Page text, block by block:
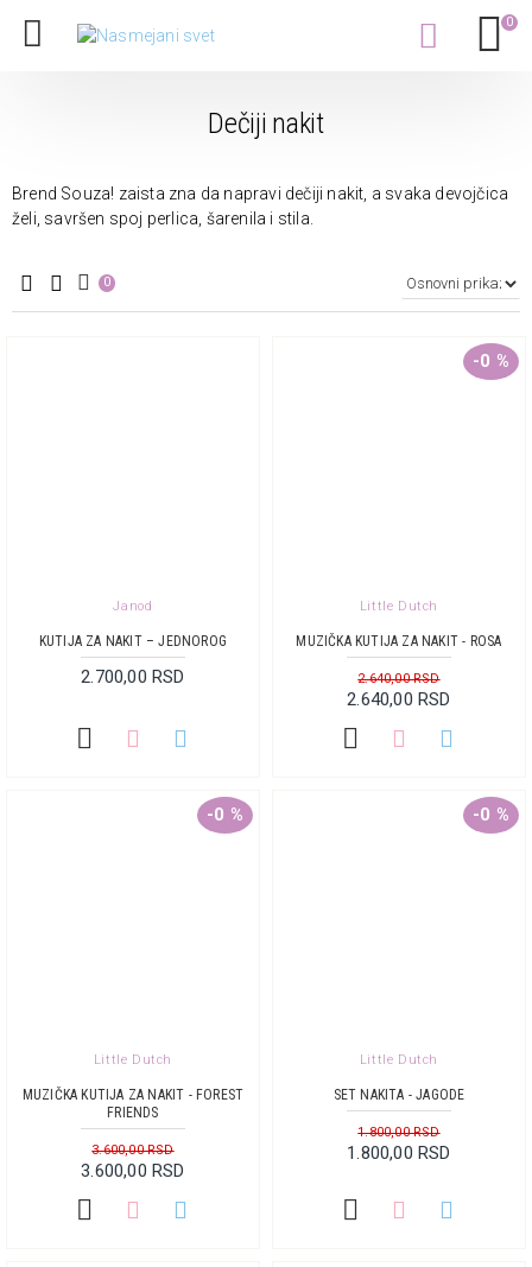
0
Dečiji nakit
Brend Souza! zaista zna da napravi dečiji nakit, a svaka devojčica
želi, savršen spoj perlica, šarenila i stila.
0
Janod
KUTIJA ZA NAKIT – JEDNOROG
2.700,00 RSD
-0 %
Little Dutch
MUZIČKA KUTIJA ZA NAKIT - ROSA
2.640,00 RSD
2.640,00 RSD
-0 %
Little Dutch
MUZIČKA KUTIJA ZA NAKIT - FOREST
FRIENDS
3.600,00 RSD
3.600,00 RSD
-0 %
Little Dutch
SET NAKITA - JAGODE
1.800,00 RSD
1.800,00 RSD